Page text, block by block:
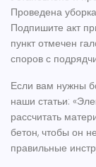
Проведена
Подпишите акт
пункт отмечен
споров с
Если вам нужны
наши статьи:
рассчитать
бетон, чтобы он
правильные